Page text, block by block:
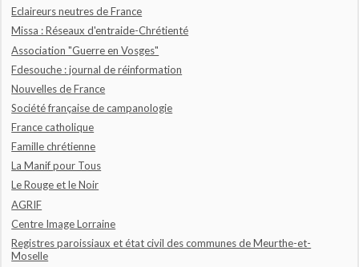
Eclaireurs neutres de France
Missa : Réseaux d'entraide-Chrétienté
Association "Guerre en Vosges"
Fdesouche : journal de réinformation
Nouvelles de France
Société française de campanologie
France catholique
Famille chrétienne
La Manif pour Tous
Le Rouge et le Noir
AGRIF
Centre Image Lorraine
Registres paroissiaux et état civil des communes de Meurthe-et-
Moselle